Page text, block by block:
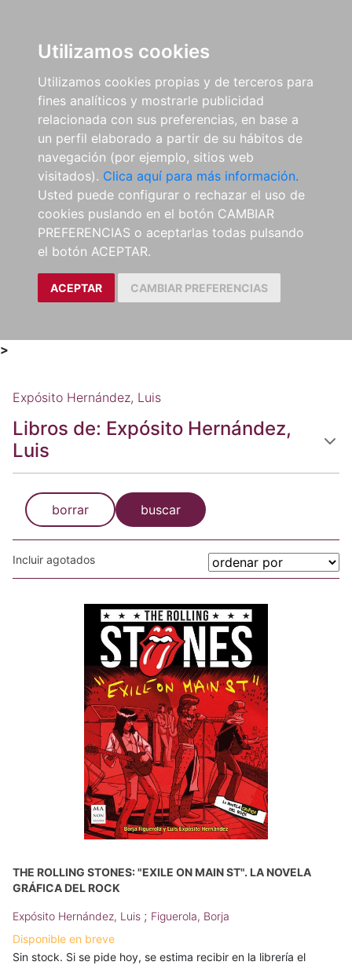
Utilizamos cookies
Utilizamos cookies propias y de terceros para
fines analíticos y mostrarle publicidad
relacionada con sus preferencias, en base a
un perfil elaborado a partir de su hábitos de
navegación (por ejemplo, sitios web
visitados). Clica aquí para más información.
Usted puede configurar o rechazar el uso de
cookies puslando en el botón CAMBIAR
PREFERENCIAS o aceptarlas todas pulsando
el botón ACEPTAR.
ACEPTAR CAMBIAR PREFERENCIAS
>
Expósito Hernández, Luis
Libros de: Expósito Hernández,
Luis
borrar buscar
Incluir agotados
THE ROLLING STONES: "EXILE ON MAIN ST". LA NOVELA
GRÁFICA DEL ROCK
Expósito Hernández, Luis ; Figuerola, Borja
Disponible en breve
Sin stock. Si se pide hoy, se estima recibir en la librería el